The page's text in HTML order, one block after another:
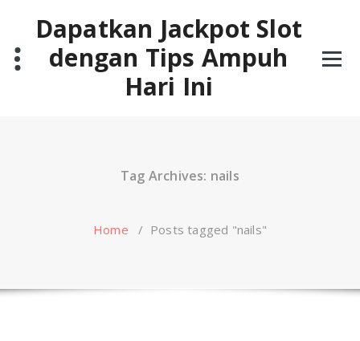
contentDapatkan Jackpot Slot
dengan Tips Ampuh
Hari Ini
Tag Archives: nails
Home / Posts tagged "nails"